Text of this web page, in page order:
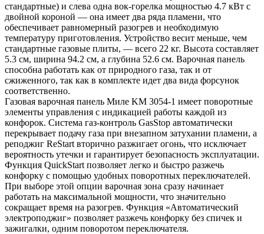
стандартные) и слева одна вок-горелка мощностью 4.7 кВт с
двойной короной — она имеет два ряда пламени, что
обеспечивает равномерный разогрев и необходимую
температуру приготовления. Устройство весит меньше, чем
стандартные газовые плиты, — всего 22 кг. Высота составляет
5.3 см, ширина 94.2 см, а глубина 52.6 см. Варочная панель
способна работать как от природного газа, так и от
сжиженного, так как в комплекте идет два вида форсунок
соответственно.
Газовая варочная панель Миле KM 3054-1 имеет поворотные
элементы управления с индикацией работы каждой из
конфорок. Система газ-контроль GasStop автоматически
перекрывает подачу газа при внезапном затухании пламени, а
реподжиг ReStart вторично разжигает огонь, что исключает
вероятность утечки и гарантирует безопасность эксплуатации.
Функция QuickStart позволяет легко и быстро разжечь
конфорку с помощью удобных поворотных переключателей.
При выборе этой опции варочная зона сразу начинает
работать на максимальной мощности, что значительно
сокращает время на разогрев. Функция «Автоматический
электроподжиг» позволяет разжечь конфорку без спичек и
зажигалки, одним поворотом переключателя.